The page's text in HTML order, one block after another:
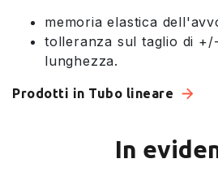
memoria elastica
tolleranza sul taglio di
lunghezza.
Prodotti in Tubo lineare
In